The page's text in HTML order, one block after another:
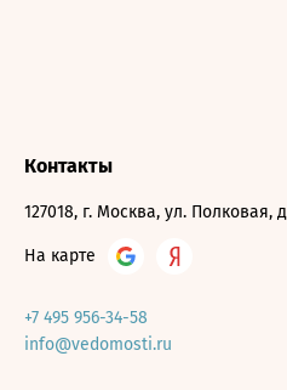
Контакты
127018, г. Москва, ул. Полковая,
На карте
+7 495 956-34-58
info@vedomosti.ru